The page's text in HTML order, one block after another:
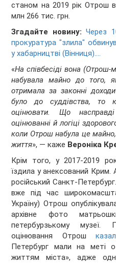
станом на 2019 рік Отрош
млн 266 тис. грн.
Згадайте новину: Через
прокуратура "злила"
у хабарництві (Вінниця)....
«На співбесіді вона
набувала майно до того,
отримала за законні
було до суддівства, то
оцінювати. Що
оцінюванні й логіці
коли Отрош набула це майно,
життя», — каже Вероніка
Крім того, у 2017-2019
їздила у анексований Крим.
російський Санкт-
вже під час
Україну) Отрош
архівне фото
петербурзькому музеї.
оцінювання Отрош
Петербург мали на меті
життям міста», адже